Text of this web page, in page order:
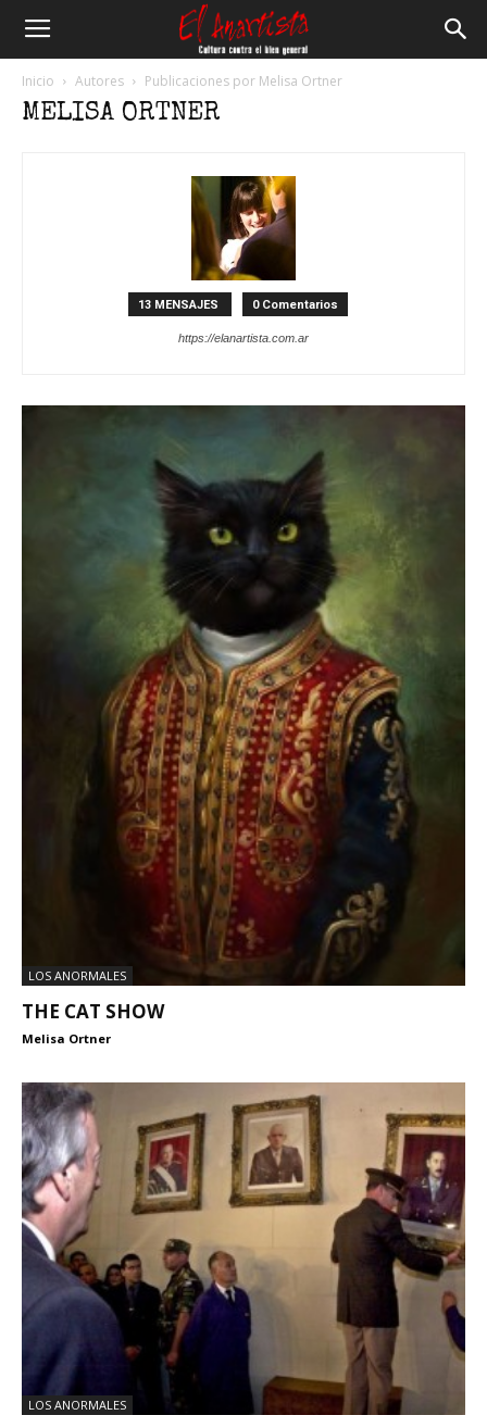
Inicio Autores Publicaciones por Melisa Ortner
MELISA ORTNER
13 MENSAJES 0 Comentarios
https://elanartista.com.ar
LOS ANORMALES
THE CAT SHOW
Melisa Ortner
LOS ANORMALES